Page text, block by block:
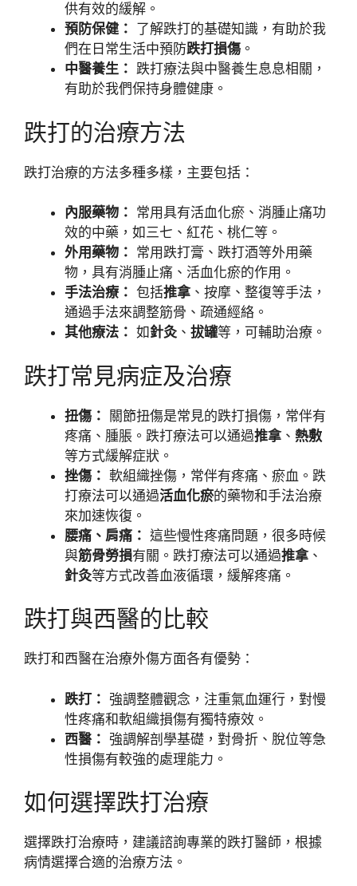
供有效的緩解。
預防保健： 了解跌打的基礎知識，有助於我
們在日常生活中預防跌打損傷 。
中醫養生： 跌打療法與中醫養生息息相關，
有助於我們保持身體健康。
跌打的治療方法
跌打治療的方法多種多樣，主要包括：
內服藥物： 常用具有活血化瘀、消腫止痛功
效的中藥，如三七、紅花、桃仁等。
外用藥物： 常用跌打膏、跌打酒等外用藥
物，具有消腫止痛、活血化瘀的作用。
手法治療： 包括推拿、按摩、整復等手法，
通過手法來調整筋骨、疏通經絡。
其他療法： 如 針灸 、 拔罐等，可輔助治療。
跌打常見病症及治療
扭傷：
關節扭傷是常見的跌打損傷，常伴有
疼痛、腫脹。跌打療法可以通過推拿、 熱敷
等方式緩解症狀。
挫傷： 軟組織挫傷，常伴有疼痛、瘀血。跌
打療法可以通過活血化瘀的藥物和手法治療
來加速恢復。
腰痛、肩痛： 這些慢性疼痛問題，很多時候
與筋骨勞損有關。跌打療法可以通過推拿、
針灸等方式改善血液循環，緩解疼痛。
跌打與西醫的比較
跌打和西醫在治療外傷方面各有優勢：
跌打： 強調整體觀念，注重氣血運行，對慢
性疼痛和軟組織損傷有獨特療效。
西醫： 強調解剖學基礎，對骨折、脫位等急
性損傷有較強的處理能力。
如何選擇跌打治療
選擇跌打治療時，建議諮詢專業的跌打醫師，根據
病情選擇合適的治療方法。